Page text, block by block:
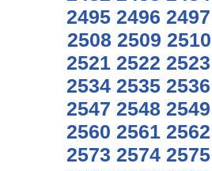
2495 2496 2497
2508 2509 2510
2521 2522 2523
2534 2535 2536
2547 2548 2549
2560 2561 2562
2573 2574 2575